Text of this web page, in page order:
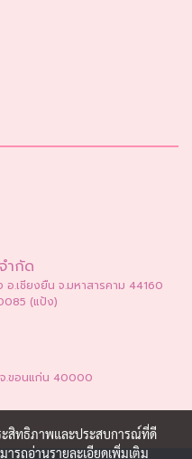
ำกัด
.เชียงยืน จ.มหาสารคาม 44160
(แป้ง)
.ขอนแก่น 40000
ะสิทธิภาพและประสบการณ์ที่ดี
ารถอ่านรายละเอียดเพิ่มเติม